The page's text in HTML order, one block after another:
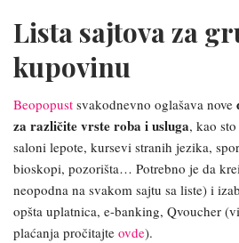
Lista sajtova za
kupovinu
Beopopust svakodnevno oglašava nove
za različite vrste roba i usluga, kao
saloni lepote, kursevi stranih jezika,
bioskopi, pozorišta… Potrebno je da
neopodna na svakom sajtu sa liste) i
opšta uplatnica, e-banking, Qvoucher
plaćanja pročitajte ovde).